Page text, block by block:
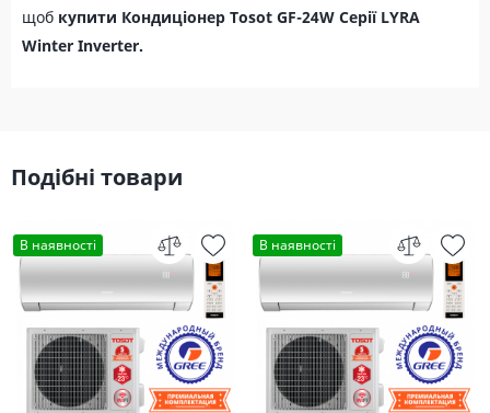
щоб купити Кондиціонер Tosot GF-24W Серії LYRA
Winter Inverter.
Подібні товари
В наявності В наявності